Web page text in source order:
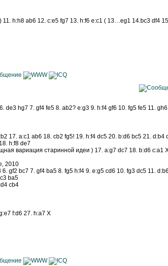
h:h8 ab6 12. c:e5 fg7 13. h:f6 e:c1 ( 13…eg1 14.bc3 df4
de3 hg7 7. gf4 fe5 8. ab2? e:g3 9. h:f4 gf6 10. fg5 fe5 11.
17. a:c1 ab6 18. cb2 fg5! 19. h:f4 dc5 20. b:d6 bc5 21. d:b4
h:f8 de7
вариация старинной идеи ) 17. a:g7 dc7 18. b:d6 c:a1
2010
gf2 bc7 7. gf4 ba5 8. fg5 h:f4 9. e:g5 cd6 10. fg3 dc5 11.
ba5
cb4
f:d6 27. h:a7 Х